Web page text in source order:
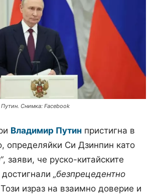
Снимка: Facebook
Владимир Путин пристигна в
определяйки Си Дзинпин като
, заяви, че руско-китайските
„безпрецедентно
израз на взаимно доверие и